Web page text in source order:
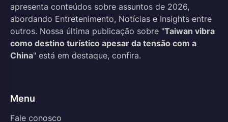
apresenta conteúdos sobre assuntos de 2026,
abordando Entretenimento, Notícias e Insights entre
outros. Nossa última publicação sobre "Taiwan vibra
como destino turístico apesar da tensão com a
China" está em destaque, confira.
Menu
Fale conosco